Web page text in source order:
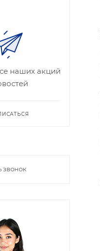
наших акций
звонок